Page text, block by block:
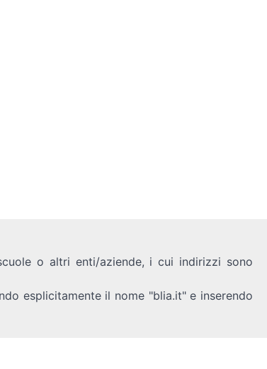
o altri enti/aziende, i cui indirizzi sono
esplicitamente il nome "blia.it" e inserendo